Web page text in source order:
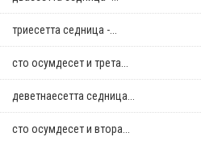
триесетта седница -...
сто осумдесет и трета...
деветнаесетта седница...
сто осумдесет и втора...